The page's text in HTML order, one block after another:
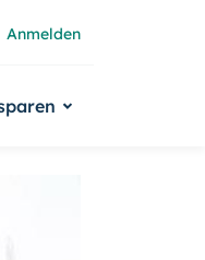
Anmelden